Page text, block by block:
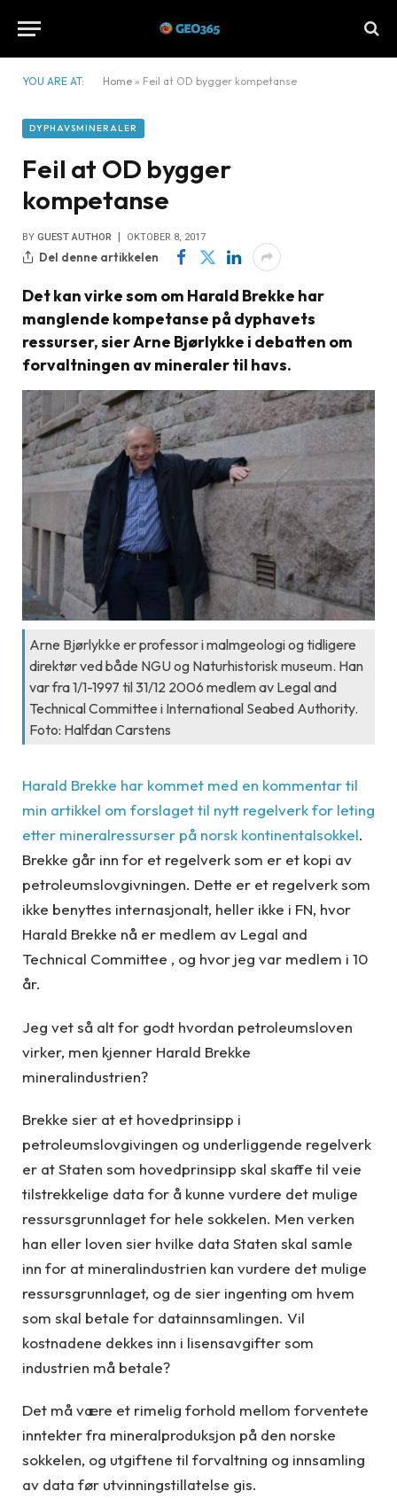
YOU ARE AT: Home » Feil at OD bygger kompetanse
DYPHAVSMINERALER
Feil at OD bygger
kompetanse
BY GUEST AUTHOR OKTOBER 8, 2017
Del denne artikkelen
Det kan virke som om Harald Brekke har
manglende kompetanse på dyphavets
ressurser, sier Arne Bjørlykke i debatten om
forvaltningen av mineraler til havs.
Arne Bjørlykke er professor i malmgeologi og tidligere
direktør ved både NGU og Naturhistorisk museum. Han
var fra 1/1-1997 til 31/12 2006 medlem av Legal and
Technical Committee i International Seabed Authority.
Foto: Halfdan Carstens
Harald Brekke har kommet med en kommentar til
min artikkel om forslaget til nytt regelverk for leting
etter mineralressurser på norsk kontinentalsokkel.
Brekke går inn for et regelverk som er et kopi av
petroleumslovgivningen. Dette er et regelverk som
ikke benyttes internasjonalt, heller ikke i FN, hvor
Harald Brekke nå er medlem av Legal and
Technical Committee , og hvor jeg var medlem i 10
år.
Jeg vet så alt for godt hvordan petroleumsloven
virker, men kjenner Harald Brekke
mineralindustrien?
Brekke sier at et hovedprinsipp i
petroleumslovgivingen og underliggende regelverk
er at Staten som hovedprinsipp skal skaffe til veie
tilstrekkelige data for å kunne vurdere det mulige
ressursgrunnlaget for hele sokkelen. Men verken
han eller loven sier hvilke data Staten skal samle
inn for at mineralindustrien kan vurdere det mulige
ressursgrunnlaget, og de sier ingenting om hvem
som skal betale for datainnsamlingen. Vil
kostnadene dekkes inn i lisensavgifter som
industrien må betale?
Det må være et rimelig forhold mellom forventete
inntekter fra mineralproduksjon på den norske
sokkelen, og utgiftene til forvaltning og innsamling
av data før utvinningstillatelse gis.